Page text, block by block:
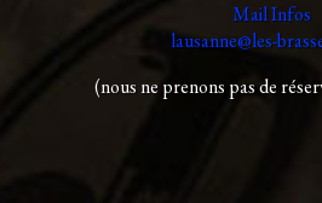
Mail Infos
lausanne@les-
(nous ne prenons pas de